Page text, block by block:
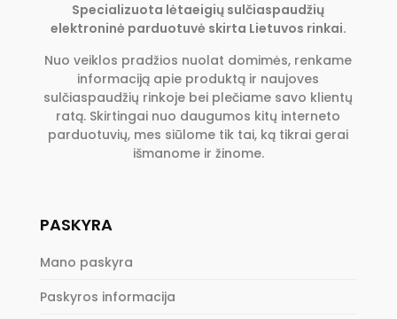
Specializuota lėtaeigių sulčiaspaudžių
elektroninė parduotuvė skirta Lietuvos rinkai.
Nuo veiklos pradžios nuolat domimės, renkame
informaciją apie produktą ir naujoves
sulčiaspaudžių rinkoje bei plečiame savo klientų
ratą. Skirtingai nuo daugumos kitų interneto
parduotuvių, mes siūlome tik tai, ką tikrai gerai
išmanome ir žinome.
PASKYRA
Mano paskyra
Paskyros informacija